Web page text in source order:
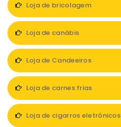
Loja de bricolagem
Loja de canábis
Loja de Candeeiros
Loja de carnes frias
Loja de cigarros eletrónicos